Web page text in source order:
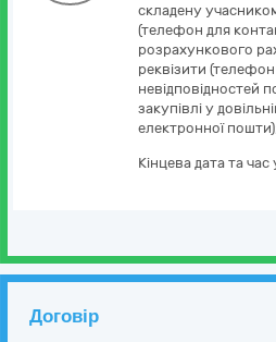
складену
(телефон для
розрахункового
реквізити
невідповідностей
закупівлі у
електронної
Кінцева дата та
Договір